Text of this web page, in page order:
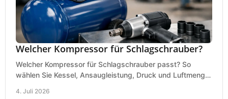
Welcher Kompressor für Schlagschrauber?
Welcher Kompressor für Schlagschrauber passt? So
wählen Sie Kessel, Ansaugleistung, Druck und Luftmenge
4. Juli 2026